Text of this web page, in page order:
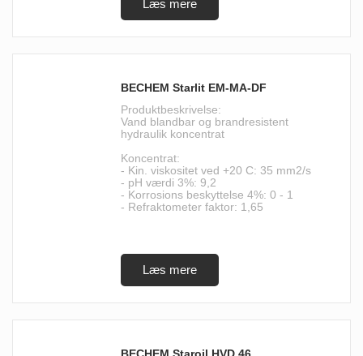
BECHEM Starlit EM-MA-DF
Produktbeskrivelse:
Vand blandbar og brandresistent
hydraulik koncentrat
Koncentrat:
- Kin. viskositet ved +20 C: 35 mm2/s
- pH værdi 3%: 9,2
- Korrosions beskyttelse 4%: 0 - 1
- Refraktometer faktor: 1,65
BECHEM Staroil HVD 46